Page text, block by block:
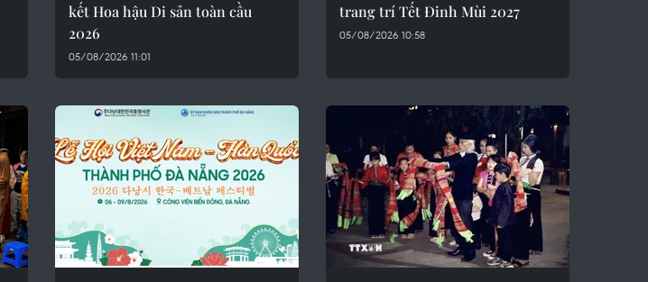
kết Hoa hậu Di sản toàn cầu
2026
05/08/2026 11:01
trang trí Tết Đinh Mùi 2027
05/08/2026 10:58